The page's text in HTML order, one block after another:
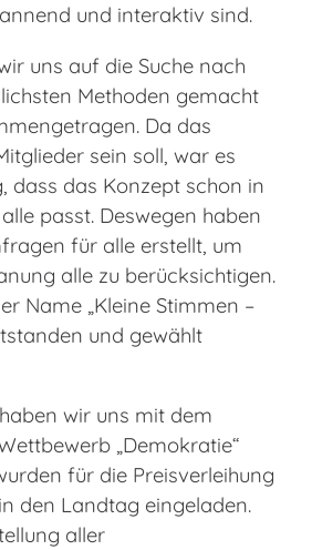
und interaktiv sind.
uns auf die Suche nach
Methoden gemacht
Da das
sein soll, war es
dass das Konzept schon in
passt. Deswegen haben
für alle erstellt, um
alle zu berücksichtigen.
Name „Kleine Stimmen –
und gewählt
wir uns mit dem
„Demokratie“
für die Preisverleihung
den Landtag eingeladen.
aller